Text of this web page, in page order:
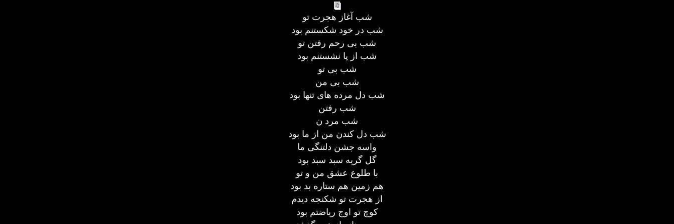
شب آغاز هجرت تو
شب در خود شکستنم بود
شب بی رحم رفتن تو
شب از پا نشستنم بود
شب بی تو
شب بی من
شب دل مرده های تنها بود
شب رفتن
شب مرد ن
شب دل کندن من از ما بود
واسه جشن دلتنگی ما
گل گریه سبد سبد بود
با طلوع عشق من و تو
هم زمین هم ستاره بد بود
از هجرت تو شکنجه دیدم
کوچ تو اوج ریاضتم بود